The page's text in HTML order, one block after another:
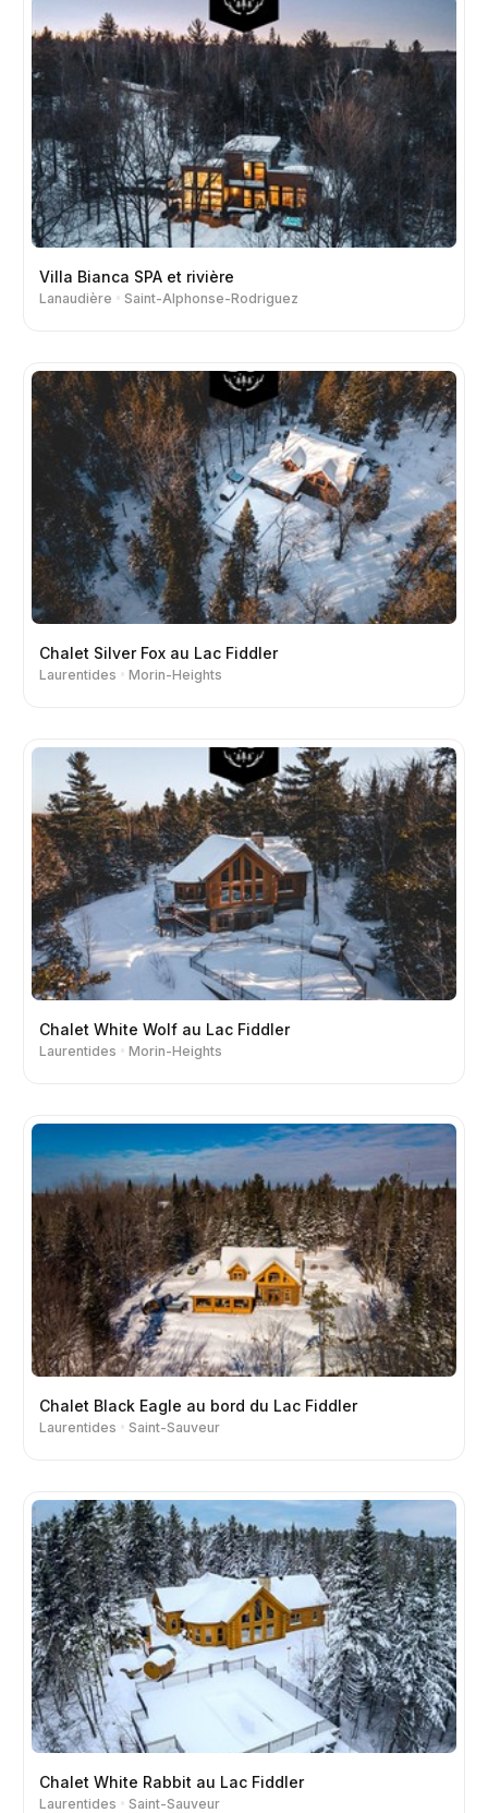
Villa Bianca SPA et rivière
Lanaudière Saint-Alphonse-Rodriguez
Chalet Silver Fox au Lac Fiddler
Laurentides Morin-Heights
Chalet White Wolf au Lac Fiddler
Laurentides Morin-Heights
Chalet Black Eagle au bord du Lac Fiddler
Laurentides Saint-Sauveur
Chalet White Rabbit au Lac Fiddler
Laurentides Saint-Sauveur